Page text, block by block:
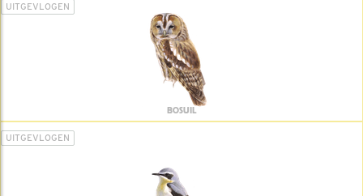
UITGEVLOGEN
BOSUIL
UITGEVLOGEN